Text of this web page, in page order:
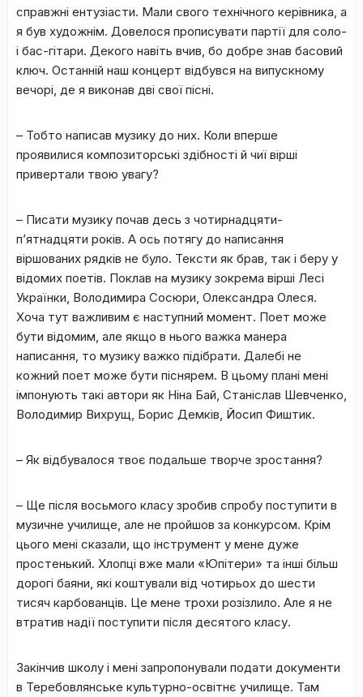
справжні ентузіасти. Мали свого технічного керівника, а
я був художнім. Довелося прописувати партії для соло-
і бас-гітари. Декого навіть вчив, бо добре знав басовий
ключ. Останній наш концерт відбувся на випускному
вечорі, де я виконав дві свої пісні.
– Тобто написав музику до них. Коли вперше
проявилися композиторські здібності й чиї вірші
привертали твою увагу?
– Писати музику почав десь з чотирнадцяти-
п’ятнадцяти років. А ось потягу до написання
віршованих рядків не було. Тексти як брав, так і беру у
відомих поетів. Поклав на музику зокрема вірші Лесі
Українки, Володимира Сосюри, Олександра Олеся.
Хоча тут важливим є наступний момент. Поет може
бути відомим, але якщо в нього важка манера
написання, то музику важко підібрати. Далебі не
кожний поет може бути піснярем. В цьому плані мені
імпонують такі автори як Ніна Бай, Станіслав Шевченко,
Володимир Вихрущ, Борис Демків, Йосип Фиштик.
– Як відбувалося твоє подальше творче зростання?
– Ще після восьмого класу зробив спробу поступити в
музичне училище, але не пройшов за конкурсом. Крім
цього мені сказали, що інструмент у мене дуже
простенький. Хлопці вже мали «Юпітери» та інші більш
дорогі баяни, які коштували від чотирьох до шести
тисяч карбованців. Це мене трохи розізлило. Але я не
втратив надії поступити після десятого класу.
Закінчив школу і мені запропонували подати документи
в Теребовлянське культурно-освітнє училище. Там